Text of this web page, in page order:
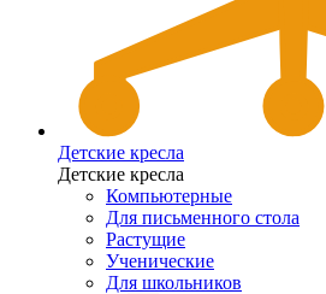
Детские кресла
Детские кресла
Компьютерные
Для письменного стола
Растущие
Ученические
Для школьников